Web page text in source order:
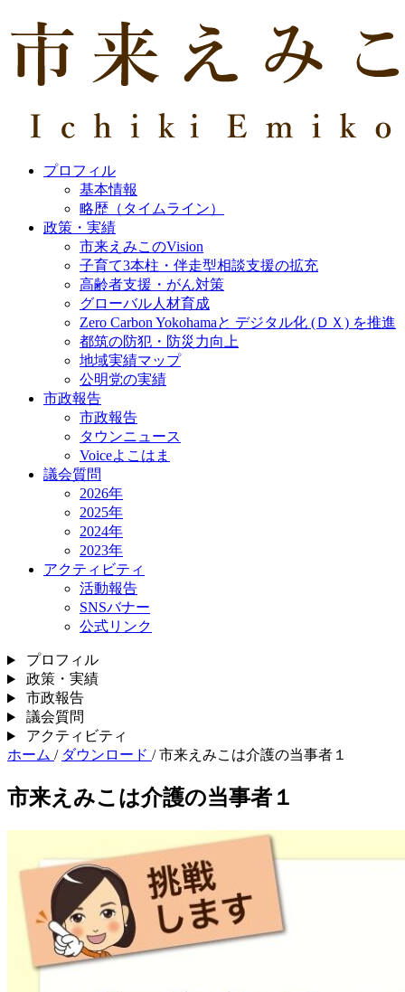
プロフィル
基本情報
略歴（タイムライン）
政策・実績
市来えみこのVision
子育て3本柱・伴走型相談支援の拡充
高齢者支援・がん対策
グローバル人材育成
Zero Carbon Yokohamaと デジタル化 (ＤＸ) を推進
都筑の防犯・防災力向上
地域実績マップ
公明党の実績
市政報告
市政報告
タウンニュース
Voiceよこはま
議会質問
2026年
2025年
2024年
2023年
アクティビティ
活動報告
SNSバナー
公式リンク
プロフィル
政策・実績
市政報告
議会質問
アクティビティ
ホーム / ダウンロード / 市来えみこは介護の当事者１
市来えみこは介護の当事者１